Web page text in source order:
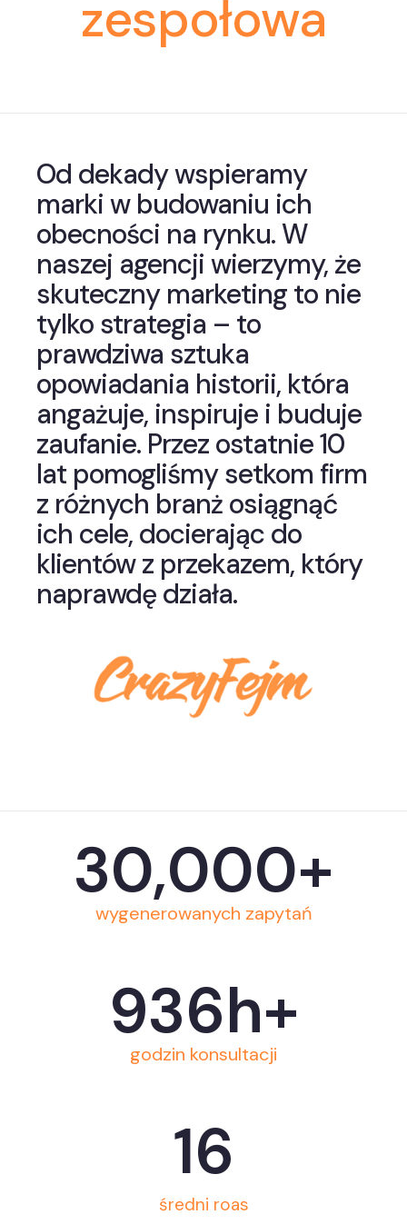
zespołowa
Od dekady wspieramy
marki w budowaniu ich
obecności na rynku. W
naszej agencji wierzymy, że
skuteczny marketing to nie
tylko strategia – to
prawdziwa sztuka
opowiadania historii, która
angażuje, inspiruje i buduje
zaufanie. Przez ostatnie 10
lat pomogliśmy setkom firm
z różnych branż osiągnąć
ich cele, docierając do
klientów z przekazem, który
naprawdę działa.
wygenerowanych zapytań
30,000+
godzin konsultacji
936h+
średni roas
16